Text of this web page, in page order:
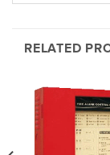
RELATED